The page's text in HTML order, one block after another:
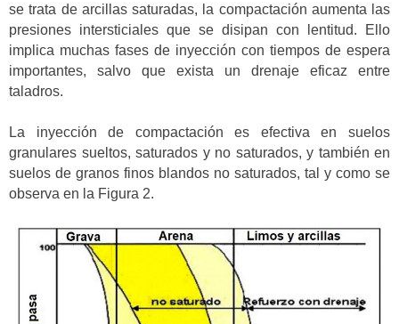
se trata de arcillas saturadas, la compactación aumenta las
presiones intersticiales que se disipan con lentitud. Ello
implica muchas fases de inyección con tiempos de espera
importantes, salvo que exista un drenaje eficaz entre
taladros.
La inyección de compactación es efectiva en suelos
granulares sueltos, saturados y no saturados, y también en
suelos de granos finos blandos no saturados, tal y como se
observa en la Figura 2.